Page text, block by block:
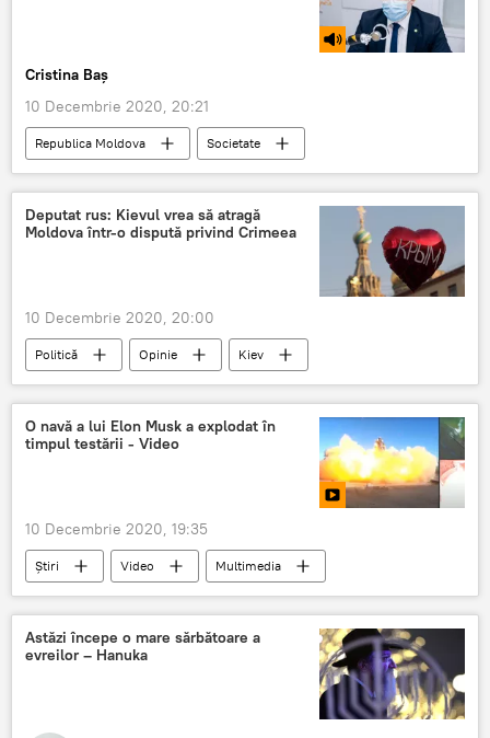
Cristina Baș
10 Decembrie 2020, 20:21
Republica Moldova
Societate
Medicină
Sănătate
Podcasturi
Podcasturi
tratament
COVID-19
vaccin
Deputat rus: Kievul vrea să atragă
Moldova într-o dispută privind Crimeea
10 Decembrie 2020, 20:00
Politică Opinie
Kiev
Moldova
Crimeea
O navă a lui Elon Musk a explodat în
timpul testării - Video
10 Decembrie 2020, 19:35
Știri Video
Multimedia
Tehnologii
Elon Musk
navă
explodat
Astăzi începe o mare sărbătoare a
evreilor – Hanuka